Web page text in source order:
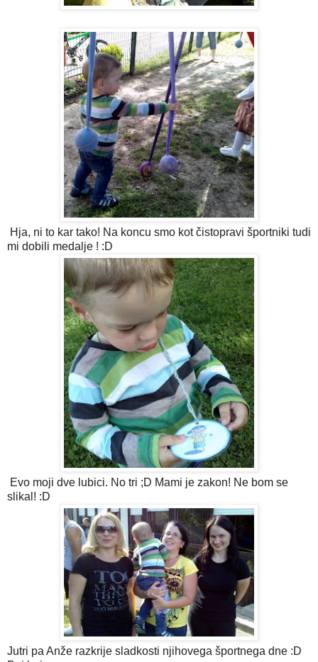
Hja, ni to kar tako! Na koncu smo kot čistopravi športniki tudi
mi dobili medalje ! :D
Evo moji dve lubici. No tri ;D Mami je zakon! Ne bom se
slikal! :D
Jutri pa Anže razkrije sladkosti njihovega športnega dne :D